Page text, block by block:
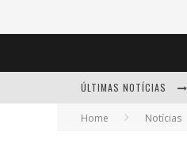
ÚLTIMAS NOTÍCIAS
Home Notícias